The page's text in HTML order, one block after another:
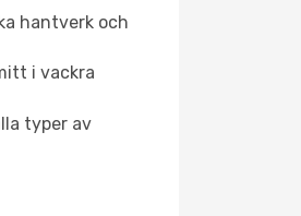
hantverk och
i vackra
typer av